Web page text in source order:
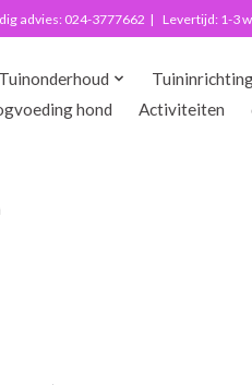
advies: 024-3777662 | Levertijd: 1-3
Tuinonderhoud
hond
Activiteiten